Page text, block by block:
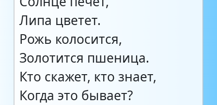
Липа цветет.
Рожь колосится,
Золотится пшеница.
Кто скажет, кто знает,
Когда это бывает?